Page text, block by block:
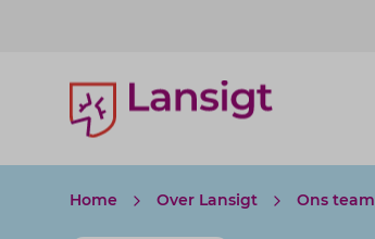
Lansigt Accountants logo
Home Over Lansigt Ons team